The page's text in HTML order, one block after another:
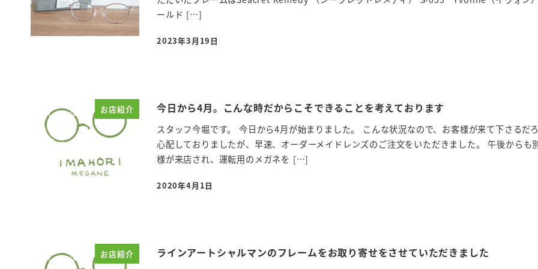
ールド […]
投稿日
2023年3月19日
お店紹介 今日から4月。こんな時だからこそできることを考えております
スタッフ今堀です。 今日から4月が始まりました。 こんな状況なので、お客様が来て下さるだ
心配しておりましたが、早速、オーダーメイドレンズのご注文をいただきました。 午後からも
様が来店され、運転用のメガネを […]
投稿日
2020年4月1日
お店紹介 ラインアートシャルマンのフレームをお取り寄せをさせていただきました